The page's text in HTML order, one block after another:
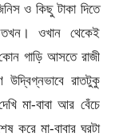
ও কিছু টাকা দিতে
তখন। ওখান থেকেই
গাড়ি আসতে রাজী
রাতটুকু
মা-বাবা আর বেঁচে
করে মা-বাবার ঘরটা